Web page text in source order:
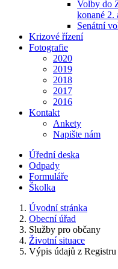
Volby do
konané 2.
Senátní
Krizové řízení
Fotografie
2020
2019
2018
2017
2016
Kontakt
Ankety
Napište nám
Úřední deska
Odpady
Formuláře
Školka
Úvodní stránka
Obecní úřad
Služby pro občany
Životní situace
Výpis údajů z Registru